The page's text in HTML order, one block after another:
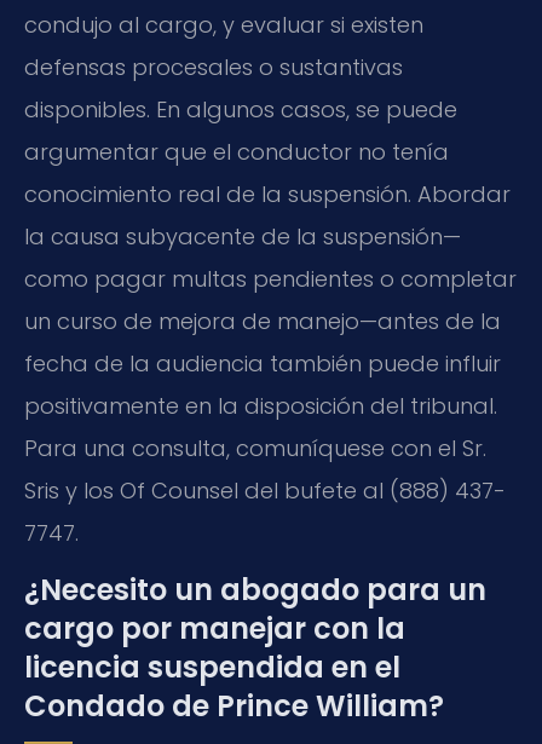
condujo al cargo, y evaluar si existen
defensas procesales o sustantivas
disponibles. En algunos casos, se puede
argumentar que el conductor no tenía
conocimiento real de la suspensión. Abordar
la causa subyacente de la suspensión—
como pagar multas pendientes o completar
un curso de mejora de manejo—antes de la
fecha de la audiencia también puede influir
positivamente en la disposición del tribunal.
Para una consulta, comuníquese con el Sr.
Sris y los Of Counsel del bufete al (888) 437-
7747.
¿Necesito un abogado para un
cargo por manejar con la
licencia suspendida en el
Condado de Prince William?